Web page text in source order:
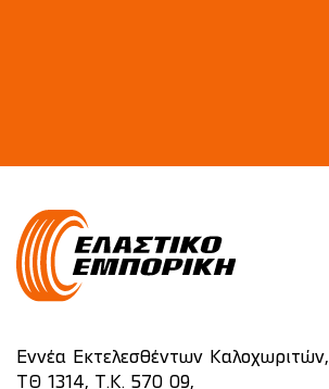
Εννέα Εκτελεσθέντων Καλοχωριτών,
ΤΘ 1314, Τ.Κ. 570 09,